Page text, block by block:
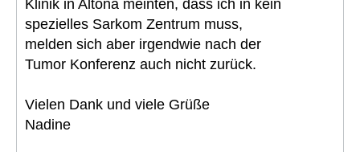
Klinik in Altona meinten, dass ich in kein
spezielles Sarkom Zentrum muss,
melden sich aber irgendwie nach der
Tumor Konferenz auch nicht zurück.
Vielen Dank und viele Grüße
Nadine